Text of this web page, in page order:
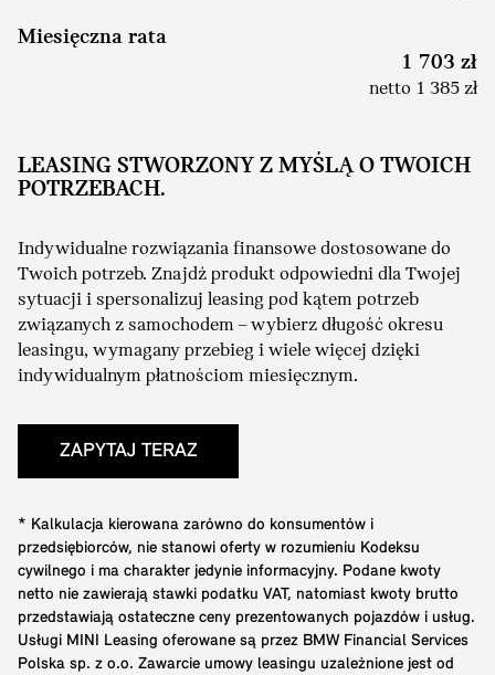
Miesięczna rata
1 703 zł
netto 1 385 zł
LEASING STWORZONY Z MYŚLĄ O TWOICH
POTRZEBACH.
Indywidualne rozwiązania finansowe dostosowane do
Twoich potrzeb. Znajdź produkt odpowiedni dla Twojej
sytuacji i spersonalizuj leasing pod kątem potrzeb
związanych z samochodem – wybierz długość okresu
leasingu, wymagany przebieg i wiele więcej dzięki
indywidualnym płatnościom miesięcznym.
ZAPYTAJ TERAZ
* Kalkulacja kierowana zarówno do konsumentów i
przedsiębiorców, nie stanowi oferty w rozumieniu Kodeksu
cywilnego i ma charakter jedynie informacyjny. Podane kwoty
netto nie zawierają stawki podatku VAT, natomiast kwoty brutto
przedstawiają ostateczne ceny prezentowanych pojazdów i usług.
Usługi MINI Leasing oferowane są przez BMW Financial Services
Polska sp. z o.o. Zawarcie umowy leasingu uzależnione jest od